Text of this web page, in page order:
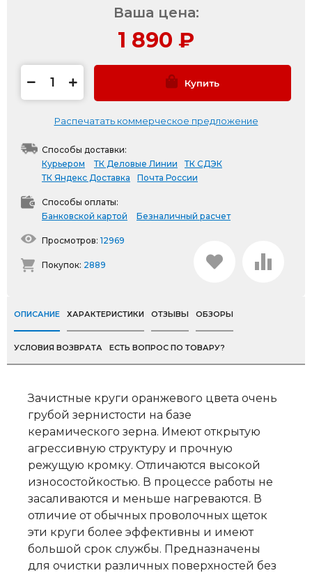
Ваша цена:
1 890 ₽
Купить
Распечатать коммерческое предложение
Способы доставки:
Курьером
ТК Деловые Линии
ТК СДЭК
ТК Яндекс Доставка
Почта России
Способы оплаты:
Банковской картой
Безналичный расчет
Просмотров: 12969
Покупок: 2889
ОПИСАНИЕ ХАРАКТЕРИСТИКИ ОТЗЫВЫ ОБЗОРЫ
УСЛОВИЯ ВОЗВРАТА ЕСТЬ ВОПРОС ПО ТОВАРУ?
Зачистные круги оранжевого цвета очень
грубой зернистости на базе
керамического зерна. Имеют открытую
агрессивную структуру и прочную
режущую кромку. Отличаются высокой
износостойкостью. В процессе работы не
засаливаются и меньше нагреваются. В
отличие от обычных проволочных щеток
эти круги более эффективны и имеют
большой срок службы. Предназначены
для очистки различных поверхностей без